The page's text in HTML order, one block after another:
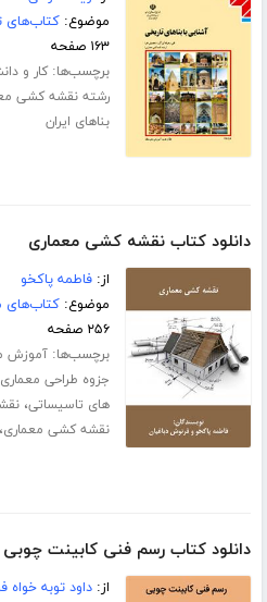
موضوع:کتاب‌های
۱۶۳ صفحه
برچسب‌ها:کار و
رشته نقشه کشی
بناهای ایران
دانلود کتاب نقشه کشی معماری
از:فاطمه پاکخو
موضوع:کتاب‌های
۲۵۶ صفحه
برچسب‌ها:آموزش
جزوه طراحی معماری
های تاسیساتی،
نقشه کشی معماری
دانلود کتاب رسم فنی کابینت چوبی
از:داود توبه خواه